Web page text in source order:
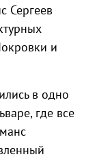
Сергеев
и
в одно
где все